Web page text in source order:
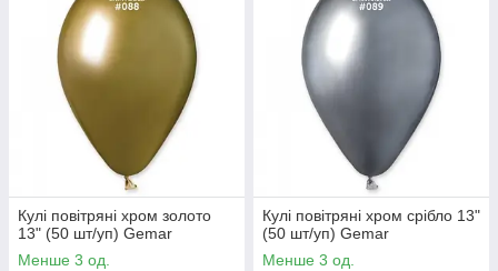
Кулі повітряні хром золото
13" (50 шт/уп) Gemar
Менше 3 од.
Кулі повітряні хром срібло 13"
(50 шт/уп) Gemar
Менше 3 од.